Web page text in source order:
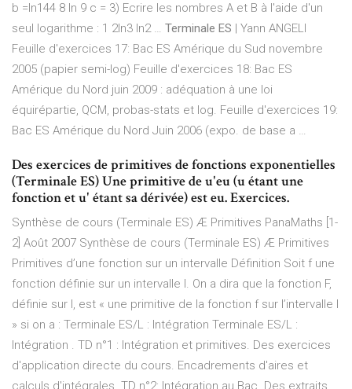
b =ln144 8 ln 9 c = 3) Ecrire les nombres A et B à l'aide d'un
seul logarithme : 1 2ln3 ln2 … Terminale ES | Yann ANGELI
Feuille d'exercices 17: Bac ES Amérique du Sud novembre
2005 (papier semi-log) Feuille d'exercices 18: Bac ES
Amérique du Nord juin 2009 : adéquation à une loi
équirépartie, QCM, probas-stats et log. Feuille d'exercices 19:
Bac ES Amérique du Nord Juin 2006 (expo. de base a …
Des exercices de primitives de fonctions exponentielles
(Terminale ES) Une primitive de u'eu (u étant une
fonction et u' étant sa dérivée) est eu. Exercices.
Synthèse de cours (Terminale ES) Æ Primitives PanaMaths [1-
2] Août 2007 Synthèse de cours (Terminale ES) Æ Primitives
Primitives d’une fonction sur un intervalle Définition Soit f une
fonction définie sur un intervalle I. On a dira que la fonction F,
définie sur I, est « une primitive de la fonction f sur l’intervalle I
» si on a : Terminale ES/L : Intégration Terminale ES/L :
Intégration . TD n°1 : Intégration et primitives. Des exercices
d'application directe du cours. Encadrements d'aires et